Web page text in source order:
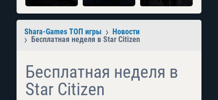
Shara-Games ТОП игры
Новости
Бесплатная неделя в Star Citizen
Бесплатная неделя в
Star Citizen